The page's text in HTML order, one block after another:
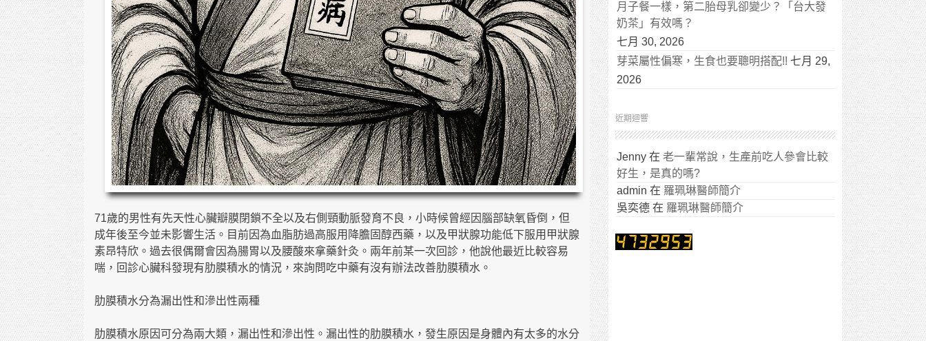
71歲的男性有先天性心臟瓣膜閉鎖不全以及右側頸動脈發育不良，小時候曾經因腦部缺氧昏倒，但
成年後至今並未影響生活。目前因為血脂肪過高服用降膽固醇西藥，以及甲狀腺功能低下服用甲狀腺
素昂特欣。過去很偶爾會因為腸胃以及腰酸來拿藥針灸。兩年前某一次回診，他說他最近比較容易
喘，回診心臟科發現有肋膜積水的情況，來詢問吃中藥有沒有辦法改善肋膜積水。
肋膜積水分為漏出性和滲出性兩種
肋膜積水原因可分為兩大類，漏出性和滲出性。漏出性的肋膜積水，發生原因是身體內有太多的水分
月子餐一樣，第二胎母乳卻變少？「台大發
奶茶」有效嗎？
七月 30, 2026
芽菜屬性偏寒，生食也要聰明搭配!! 七月 29,
2026
近期迴響
Jenny 在 老一輩常說，生產前吃人參會比較
好生，是真的嗎?
admin 在 羅珮琳醫師簡介
吳奕德 在 羅珮琳醫師簡介